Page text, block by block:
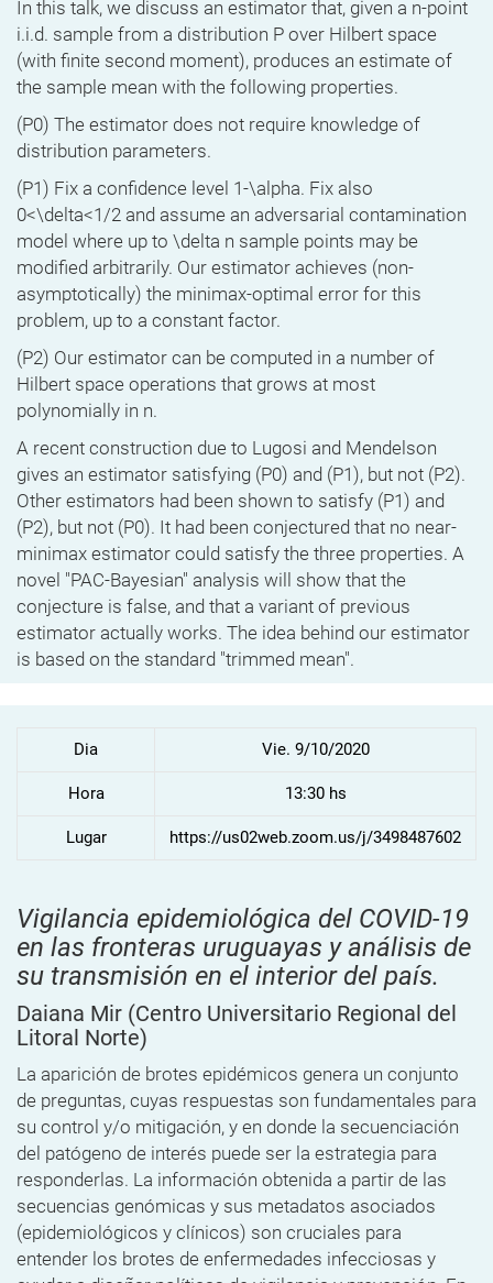
In this talk, we discuss an estimator that, given a n-point
i.i.d. sample from a distribution P over Hilbert space
(with finite second moment), produces an estimate of
the sample mean with the following properties.
(P0) The estimator does not require knowledge of
distribution parameters.
(P1) Fix a confidence level 1-\alpha. Fix also
0<\delta<1/2 and assume an adversarial contamination
model where up to \delta n sample points may be
modified arbitrarily. Our estimator achieves (non-
asymptotically) the minimax-optimal error for this
problem, up to a constant factor.
(P2) Our estimator can be computed in a number of
Hilbert space operations that grows at most
polynomially in n.
A recent construction due to Lugosi and Mendelson
gives an estimator satisfying (P0) and (P1), but not (P2).
Other estimators had been shown to satisfy (P1) and
(P2), but not (P0). It had been conjectured that no near-
minimax estimator could satisfy the three properties. A
novel "PAC-Bayesian" analysis will show that the
conjecture is false, and that a variant of previous
estimator actually works. The idea behind our estimator
is based on the standard "trimmed mean".
Dia Vie. 9/10/2020
Hora 13:30 hs
Lugar https://us02web.zoom.us/j/3498487602
Vigilancia epidemiológica del COVID-19
en las fronteras uruguayas y análisis de
su transmisión en el interior del país.
Daiana Mir (Centro Universitario Regional del
Litoral Norte)
La aparición de brotes epidémicos genera un conjunto
de preguntas, cuyas respuestas son fundamentales para
su control y/o mitigación, y en donde la secuenciación
del patógeno de interés puede ser la estrategia para
responderlas. La información obtenida a partir de las
secuencias genómicas y sus metadatos asociados
(epidemiológicos y clínicos) son cruciales para
entender los brotes de enfermedades infecciosas y